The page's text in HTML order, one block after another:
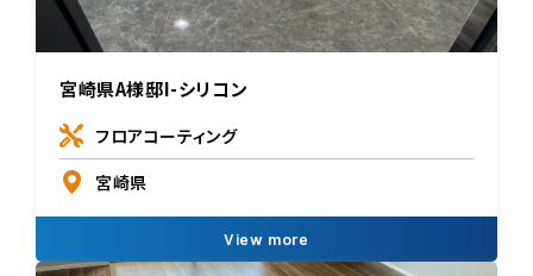
宮崎県A様邸I-シリコン
フロアコーティング
宮崎県
View more